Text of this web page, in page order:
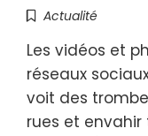
Actualité
Les vidéos et
réseaux
voit des
rues et